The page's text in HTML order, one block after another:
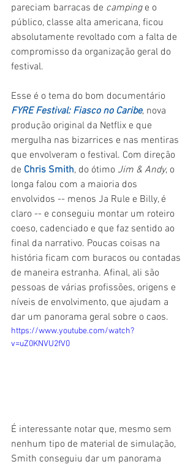
pareciam barracas de camping e o
público, classe alta americana, ficou
absolutamente revoltado com a falta de
compromisso da organização geral do
festival.
Esse é o tema do bom documentário
FYRE Festival: Fiasco no Caribe, nova
produção original da Netflix e que
mergulha nas bizarrices e nas mentiras
que envolveram o festival. Com direção
de Chris Smith, do ótimo Jim & Andy, o
longa falou com a maioria dos
envolvidos -- menos Ja Rule e Billy, é
claro -- e conseguiu montar um roteiro
coeso, cadenciado e que faz sentido ao
final da narrativo. Poucas coisas na
história ficam com buracos ou contadas
de maneira estranha. Afinal, ali são
pessoas de várias profissões, origens e
níveis de envolvimento, que ajudam a
dar um panorama geral sobre o caos.
https://www.youtube.com/watch?
v=uZ0KNVU2fV0
É interessante notar que, mesmo sem
nenhum tipo de material de simulação,
Smith conseguiu dar um panorama